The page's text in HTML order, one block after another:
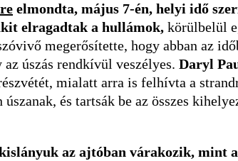
elmondta, május 7-én, helyi idő
elragadtak a hullámok, körülbelül
megerősítette, hogy abban az
úszás rendkívül veszélyes. Daryl
mialatt arra is felhívta a
és tartsák be az összes
az ajtóban várakozik, mint